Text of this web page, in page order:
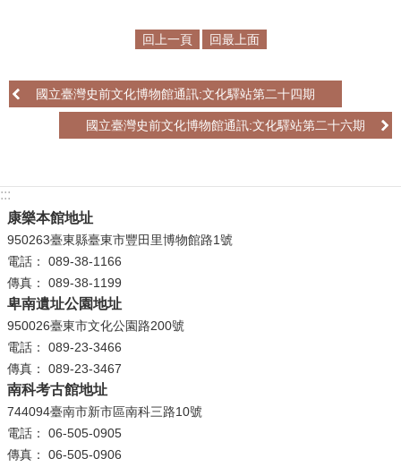
策
宣
告
為
民
服
務
白
皮
書
政
回上一頁 回最上面
國立臺灣史前文化博物館通訊:文化驛站第二十四期
國立臺灣史前文化博物館通訊:文化驛站第二十六期
:::
康樂本館地址
950263臺東縣臺東市豐田里博物館路1號
電話： 089-38-1166
傳真： 089-38-1199
卑南遺址公園地址
950026臺東市文化公園路200號
電話： 089-23-3466
傳真： 089-23-3467
南科考古館地址
744094臺南市新市區南科三路10號
電話： 06-505-0905
傳真： 06-505-0906